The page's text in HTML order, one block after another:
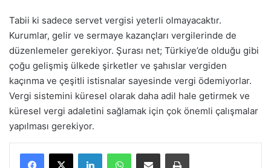
Tabii ki sadece servet vergisi yeterli olmayacaktır.
Kurumlar, gelir ve sermaye kazançları vergilerinde de
düzenlemeler gerekiyor. Şurası net; Türkiye’de olduğu gibi
çoğu gelişmiş ülkede şirketler ve şahıslar vergiden
kaçınma ve çeşitli istisnalar sayesinde vergi ödemiyorlar.
Vergi sistemini küresel olarak daha adil hale getirmek ve
küresel vergi adaletini sağlamak için çok önemli çalışmalar
yapılması gerekiyor.